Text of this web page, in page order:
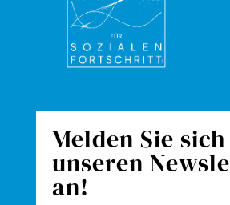
Melden Sie
unseren
an!